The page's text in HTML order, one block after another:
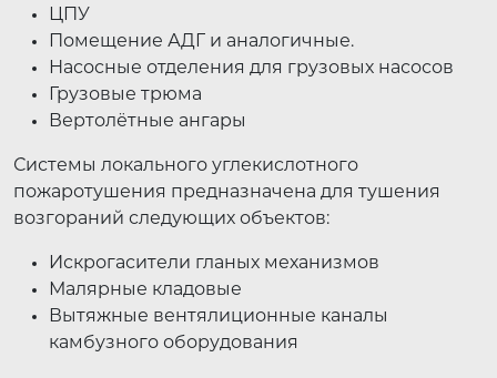
ЦПУ
Помещение АДГ и аналогичные.
Насосные отделения для грузовых насосов
Грузовые трюма
Вертолётные ангары
Системы локального углекислотного
пожаротушения предназначена для тушения
возгораний следующих объектов:
Искрогасители гланых механизмов
Малярные кладовые
Вытяжные вентялиционные каналы
камбузного оборудования